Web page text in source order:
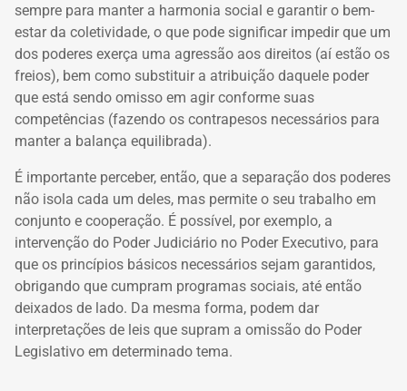
sempre para manter a harmonia social e garantir o bem-
estar da coletividade, o que pode significar impedir que um
dos poderes exerça uma agressão aos direitos (aí estão os
freios), bem como substituir a atribuição daquele poder
que está sendo omisso em agir conforme suas
competências (fazendo os contrapesos necessários para
manter a balança equilibrada).
É importante perceber, então, que a separação dos poderes
não isola cada um deles, mas permite o seu trabalho em
conjunto e cooperação. É possível, por exemplo, a
intervenção do Poder Judiciário no Poder Executivo, para
que os princípios básicos necessários sejam garantidos,
obrigando que cumpram programas sociais, até então
deixados de lado. Da mesma forma, podem dar
interpretações de leis que supram a omissão do Poder
Legislativo em determinado tema.